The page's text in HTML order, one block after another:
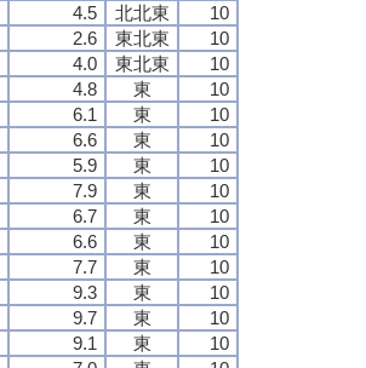
4.5 北北東
10
2.6 東北東
10
4.0 東北東
10
4.8 東
10
6.1 東
10
6.6 東
10
5.9 東
10
7.9 東
10
6.7 東
10
6.6 東
10
7.7 東
10
9.3 東
10
9.7 東
10
9.1 東
10